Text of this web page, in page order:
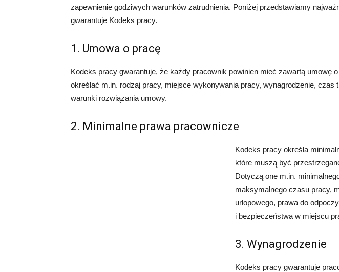
zapewnienie godziwych warunków zatrudnienia. Poniżej przedstawiamy
gwarantuje Kodeks pracy.
1. Umowa o pracę
Kodeks pracy gwarantuje, że każdy pracownik powinien mieć zawartą umowę
określać m.in. rodzaj pracy, miejsce wykonywania pracy, wynagrodzenie, czas
warunki rozwiązania umowy.
2. Minimalne prawa pracownicze
Kodeks pracy określa
które muszą być
Dotyczą one m.in.
maksymalnego czasu pracy,
urlopowego, prawa do
i bezpieczeństwa w miejscu
3. Wynagrodzenie
Kodeks pracy gwarantuje